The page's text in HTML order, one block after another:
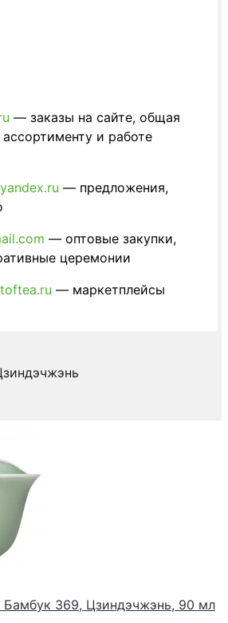
— заказы на сайте, общая
и работе
— предложения,
— оптовые закупки,
церемонии
— маркетплейсы
369, Цзиндэчжэнь, 90 мл